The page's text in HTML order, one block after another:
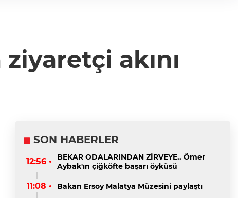
akını
SON HABERLER
12:56 •
BEKAR ODALARINDAN ZİRVEYE.. Ömer
Aybak'ın çiğköfte başarı öyküsü
11:08 • Bakan Ersoy Malatya Müzesini paylaştı